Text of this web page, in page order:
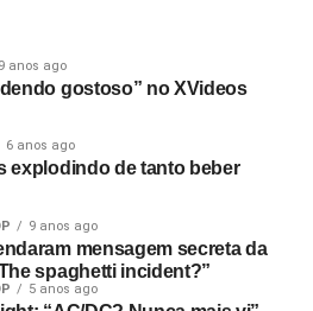
9 anos ago
gostoso” no XVideos
6 anos ago
explodindo de tanto beber
9 anos ago
mensagem secreta da
spaghetti incident?”
5 anos ago